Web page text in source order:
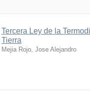
Tercera Ley de la
Tierra
Mejia Rojo, Jose Alejandro